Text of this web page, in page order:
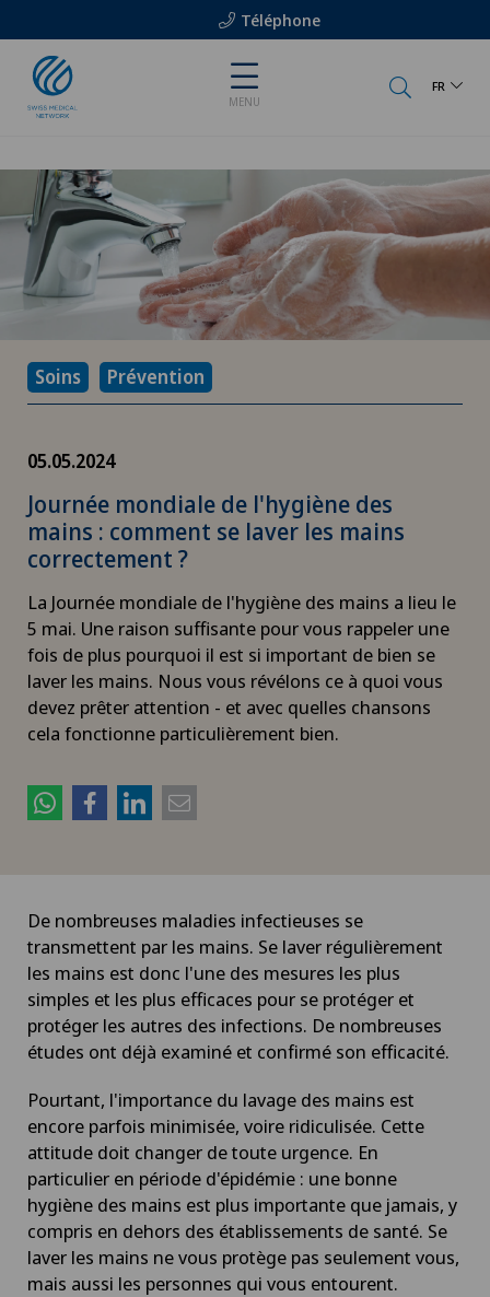
Téléphone
MENU
FR
Soins Prévention
05.05.2024
Journée mondiale de l'hygiène des
mains : comment se laver les mains
correctement ?
La Journée mondiale de l'hygiène des mains a lieu le
5 mai. Une raison suffisante pour vous rappeler une
fois de plus pourquoi il est si important de bien se
laver les mains. Nous vous révélons ce à quoi vous
devez prêter attention - et avec quelles chansons
cela fonctionne particulièrement bien.
De nombreuses maladies infectieuses se
transmettent par les mains. Se laver régulièrement
les mains est donc l'une des mesures les plus
simples et les plus efficaces pour se protéger et
protéger les autres des infections. De nombreuses
études ont déjà examiné et confirmé son efficacité.
Pourtant, l'importance du lavage des mains est
encore parfois minimisée, voire ridiculisée. Cette
attitude doit changer de toute urgence. En
particulier en période d'épidémie : une bonne
hygiène des mains est plus importante que jamais, y
compris en dehors des établissements de santé. Se
laver les mains ne vous protège pas seulement vous,
mais aussi les personnes qui vous entourent.